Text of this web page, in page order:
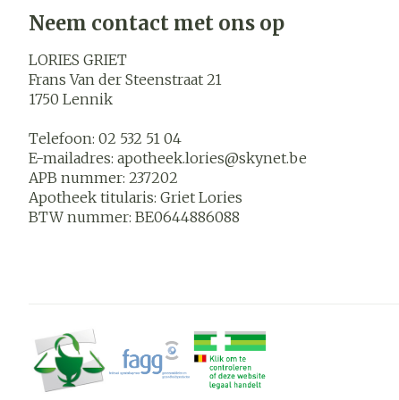
Neem contact met ons op
LORIES GRIET
Frans Van der Steenstraat 21
1750 Lennik
Telefoon: 02 532 51 04
E-mailadres: apotheek.lories@skynet.be
APB nummer: 237202
Apotheek titularis: Griet Lories
BTW nummer: BE0644886088